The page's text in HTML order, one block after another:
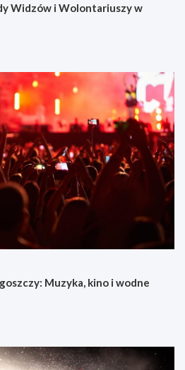
Widzów i Wolontariuszy w
Muzyka, kino i wodne